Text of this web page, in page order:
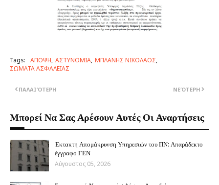
Tags: ΑΠΟΨΗ ΑΣΤΥΝΟΜΙΑ ΜΠΛΑΝΗΣ ΝΙΚΟΛΑΟΣ
ΣΩΜΑΤΑ ΑΣΦΑΛΕΙΑΣ
ΝΕΌΤΕΡΗ
ΠΑΛΑΙΌΤΕΡΗ
Μπορεί Να Σας Αρέσουν Αυτές Οι Αναρτήσεις
Έκτακτη Απομάκρυνση Υπηρεσιών του ΠΝ: Απαράδεκτο
έγγραφο ΓΕΝ
Αύγουστος 05, 2026